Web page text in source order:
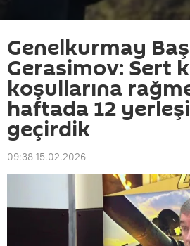
Genelkurmay
Gerasimov: Sert
koşullarına
haftada 12
geçirdik
09:38 15.02.2026